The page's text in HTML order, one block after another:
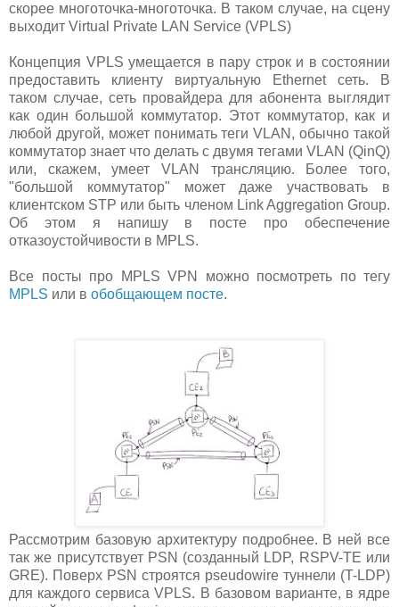
скорее многоточка-многоточка. В таком случае, на сцену
выходит Virtual Private LAN Service (VPLS)
Концепция VPLS умещается в пару строк и в состоянии
предоставить клиенту виртуальную Ethernet сеть. В
таком случае, сеть провайдера для абонента выглядит
как один большой коммутатор. Этот коммутатор, как и
любой другой, может понимать теги VLAN, обычно такой
коммутатор знает что делать с двумя тегами VLAN (QinQ)
или, скажем, умеет VLAN трансляцию. Более того,
"большой коммутатор" может даже участвовать в
клиентском STP или быть членом Link Aggregation Group.
Об этом я напишу в посте про обеспечение
отказоустойчивости в MPLS.
Все посты про MPLS VPN можно посмотреть по тегу
MPLS или в обобщающем посте.
Рассмотрим базовую архитектуру подробнее. В ней все
так же присутствует PSN (созданный LDP, RSPV-TE или
GRE). Поверх PSN строятся pseudowire туннели (T-LDP)
для каждого сервиса VPLS. В базовом варианте, в ядре